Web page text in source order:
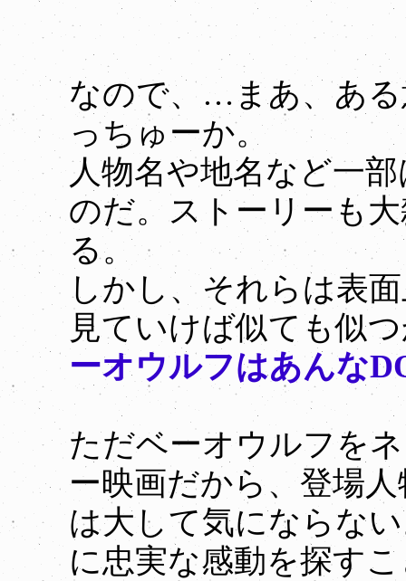
なので、…まあ、あ
っちゅーか。
人物名や地名など一
のだ。ストーリーも
る。
しかし、それらは表
見ていけば似ても似
ーオウルフはあんな
ただベーオウルフを
ー映画だから、登場
は大して気にならな
に忠実な感動を探す